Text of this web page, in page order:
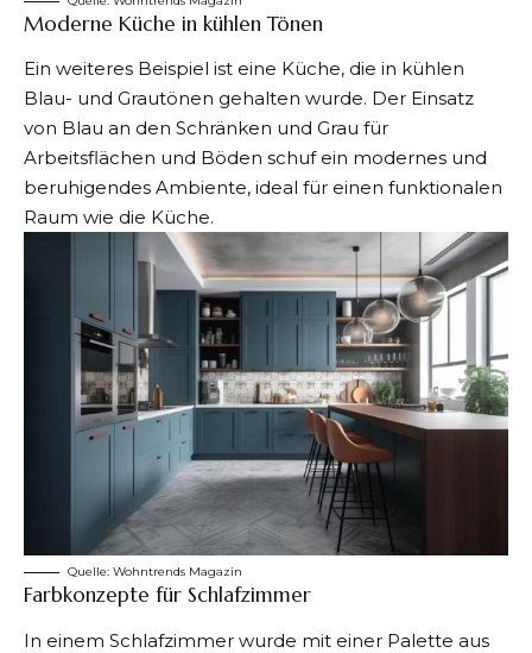
Moderne Küche in kühlen Tönen
Ein weiteres Beispiel ist eine Küche, die in kühlen
Blau- und Grautönen gehalten wurde. Der Einsatz
von Blau an den Schränken und Grau für
Arbeitsflächen und Böden schuf ein modernes und
beruhigendes Ambiente, ideal für einen funktionalen
Raum wie die Küche.
Quelle: Wohntrends Magazin
Farbkonzepte für Schlafzimmer
In einem Schlafzimmer wurde mit einer Palette aus